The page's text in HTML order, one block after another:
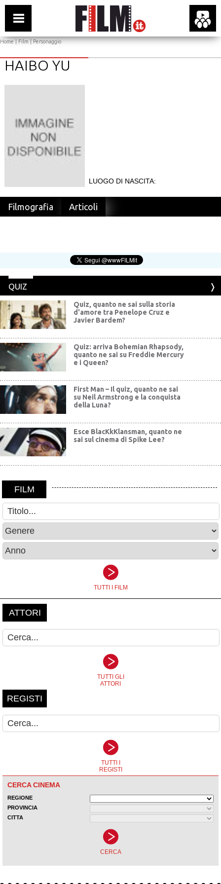
Home|Film| Personaggio
HAIBO YU
LUOGO DI NASCITA:
Filmografia Articoli
QUIZ
Quiz, quanto ne sai sulla storia
d'amore tra Penelope Cruz e
Javier Bardem?
Quiz: arriva Bohemian Rhapsody,
quanto ne sai su Freddie Mercury
e i Queen?
First Man – Il quiz, quanto ne sai
su Neil Armstrong e la conquista
della Luna?
Esce BlacKkKlansman, quanto ne
sai sul cinema di Spike Lee?